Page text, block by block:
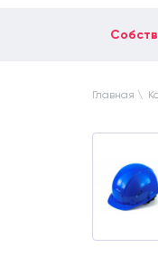
Главная \